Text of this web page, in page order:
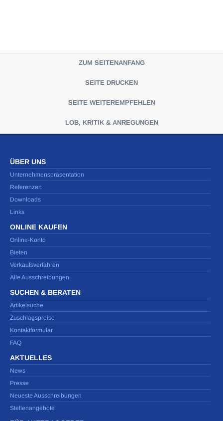
ZUM SEITENANFANG
SEITE DRUCKEN
SEITE WEITEREMPFEHLEN
LOB, KRITIK & ANREGUNGEN
ÜBER UNS
Unternehmenspräsentation
Referenzen
Downloads
Links
ONLINE KAUFEN
Online-Konto
Bieten
Verkaufsverfahren
Alle Ausschreibungen
SUCHEN & BERATEN
Artikelsuche
Zuschlagspreise
Kontaktformular
FAQ
AKTUELLES
News
Presse
Neueste Ausschreibungen
Stellenangebote